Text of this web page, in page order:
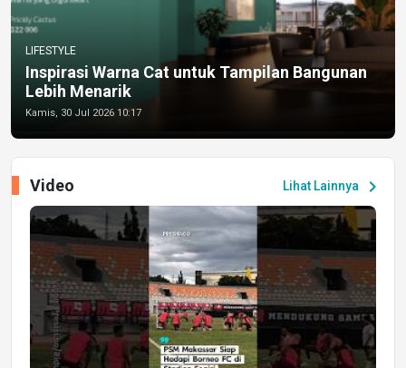
LIFESTYLE
Inspirasi Warna Cat untuk Tampilan Bangunan
Lebih Menarik
Kamis, 30 Jul 2026 10:17
Lihat Lainnya chevron_right
Video